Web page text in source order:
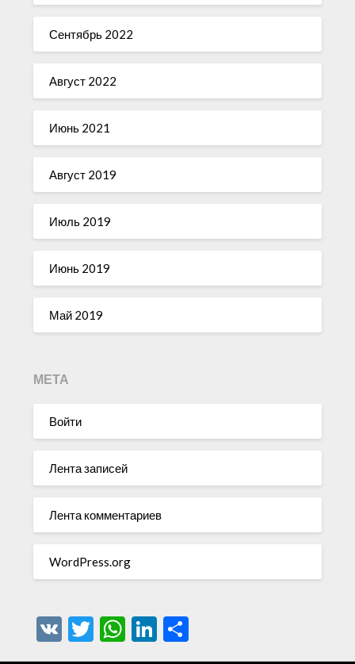
Сентябрь 2022
Август 2022
Июнь 2021
Август 2019
Июль 2019
Июнь 2019
Май 2019
МЕТА
Войти
Лента записей
Лента комментариев
WordPress.org
VK Twitter
WhatsApp
LinkedIn